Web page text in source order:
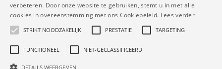
Dagelijksecontrole
Volledig en
53.726 vergelijkingen
deze maand
verbeteren. Door onze website te gebruiken, stemt u in met alle
cookies in overeenstemming met ons Cookiebeleid. Lees verder
STRIKT NOODZAKELIJK PRESTATIE TARGETING
FUNCTIONEEL NIET-GECLASSIFICEERD
DETAILS WEERGEVEN